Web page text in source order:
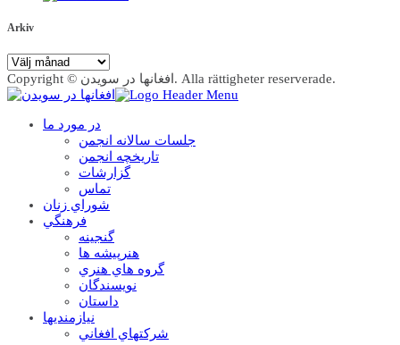
Arkiv
Arkiv
Copyright © افغانها در سویدن. Alla rättigheter reserverade.
در مورد ما
جلسات سالانه انجمن
تاریخچه انجمن
گزارشات
تماس
شوراي زنان
فرهنگي
گنجينه
هنرپيشه ها
گروه هاي هنري
نويسندگان
داستان
نيازمنديها
شرکتهاي افغاني